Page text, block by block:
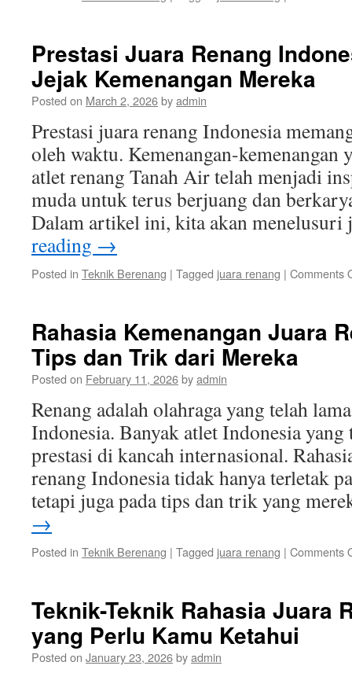
Prestasi Juara Renang
Jejak Kemenangan Mereka
Posted on March 2, 2026byadmin
Prestasi juara renang Indonesia
oleh waktu. Kemenangan-kemenangan
atlet renang Tanah Air telah menjadi
muda untuk terus berjuang dan
Dalam artikel ini, kita akan
reading →
Posted in Teknik Berenang | Tagged juara renang | Comments
Rahasia Kemenangan Juara
Tips dan Trik dari Mereka
Posted on February 11, 2026byadmin
Renang adalah olahraga yang telah
Indonesia. Banyak atlet Indonesia
prestasi di kancah internasional.
renang Indonesia tidak hanya terletak
tetapi juga pada tips dan trik yang
→
Posted in Teknik Berenang | Tagged juara renang | Comments
Teknik-Teknik Rahasia Juara
yang Perlu Kamu Ketahui
Posted on January 23, 2026byadmin